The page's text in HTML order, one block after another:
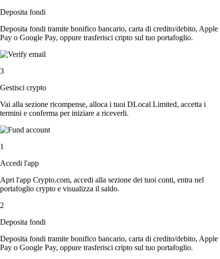
Deposita fondi
Deposita fondi tramite bonifico bancario, carta di credito/debito, Apple
Pay o Google Pay, oppure trasferisci cripto sul tuo portafoglio.
3
Gestisci crypto
Vai alla sezione ricompense, alloca i tuoi DLocal Limited, accetta i
termini e conferma per iniziare a riceverli.
1
Accedi l'app
Apri l'app Crypto.com, accedi alla sezione dei tuoi conti, entra nel
portafoglio crypto e visualizza il saldo.
2
Deposita fondi
Deposita fondi tramite bonifico bancario, carta di credito/debito, Apple
Pay o Google Pay, oppure trasferisci cripto sul tuo portafoglio.